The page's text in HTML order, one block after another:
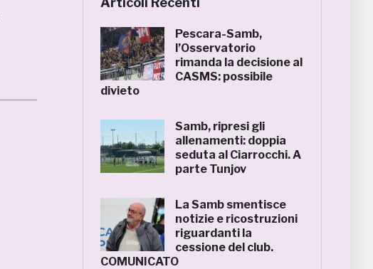
Pescara-Samb,
l’Osservatorio
rimanda la decisione al
CASMS: possibile
divieto
Samb, ripresi gli
allenamenti: doppia
seduta al Ciarrocchi. A
parte Tunjov
La Samb smentisce
notizie e ricostruzioni
riguardanti la
cessione del club.
COMUNICATO